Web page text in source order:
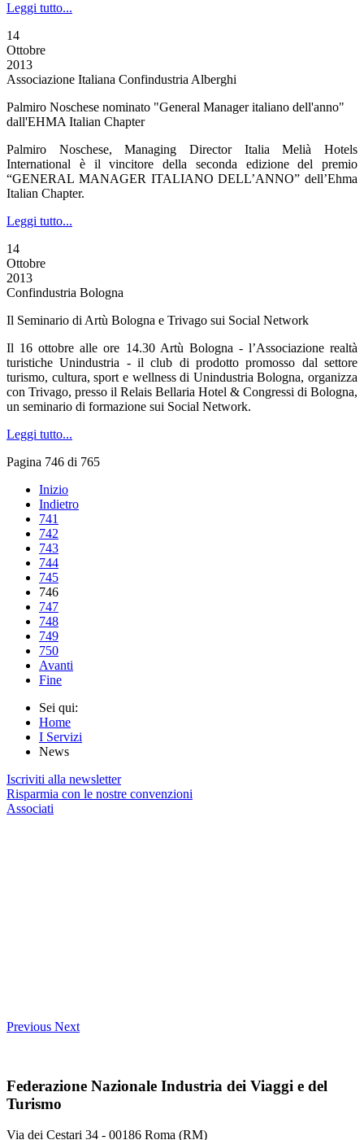
Leggi tutto...
14
Ottobre
2013
Associazione Italiana Confindustria Alberghi
Palmiro Noschese nominato "General Manager italiano dell'anno"
dall'EHMA Italian Chapter
Palmiro Noschese, Managing Director Italia Melià Hotels
International è il vincitore della seconda edizione del premio
“GENERAL MANAGER ITALIANO DELL’ANNO” dell’Ehma
Italian Chapter.
Leggi tutto...
14
Ottobre
2013
Confindustria Bologna
Il Seminario di Artù Bologna e Trivago sui Social Network
Il 16 ottobre alle ore 14.30 Artù Bologna - l’Associazione realtà
turistiche Unindustria - il club di prodotto promosso dal settore
turismo, cultura, sport e wellness di Unindustria Bologna, organizza
con Trivago, presso il Relais Bellaria Hotel & Congressi di Bologna,
un seminario di formazione sui Social Network.
Leggi tutto...
Pagina 746 di 765
Inizio
Indietro
741
742
743
744
745
746
747
748
749
750
Avanti
Fine
Sei qui:
Home
I Servizi
News
Iscriviti alla newsletter
Risparmia con le nostre convenzioni
Associati
Previous Next
Federazione Nazionale Industria dei Viaggi e del
Turismo
Via dei Cestari 34 - 00186 Roma (RM)